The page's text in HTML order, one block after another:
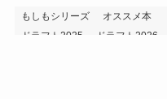
もしもシリーズ オススメ本
ドラフト2025
ドラフト2026